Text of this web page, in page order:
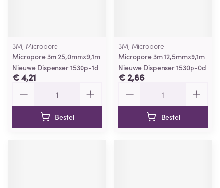
3M, Micropore
Micropore 3m 25,0mmx9,1m
Nieuwe Dispenser 1530p-1d
€ 4,21
Bestel
3M, Micropore
Micropore 3m 12,5mmx9,1m
Nieuwe Dispenser 1530p-0d
€ 2,86
Bestel